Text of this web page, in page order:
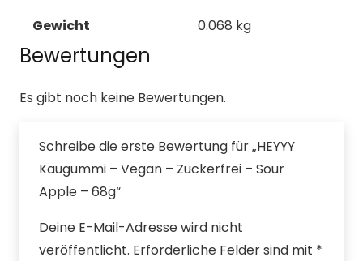
Gewicht 0.068 kg
Bewertungen
Es gibt noch keine Bewertungen.
Schreibe die erste Bewertung für „HEYYY
Kaugummi – Vegan – Zuckerfrei – Sour
Apple – 68g“
Deine E-Mail-Adresse wird nicht
veröffentlicht. Erforderliche Felder sind mit *